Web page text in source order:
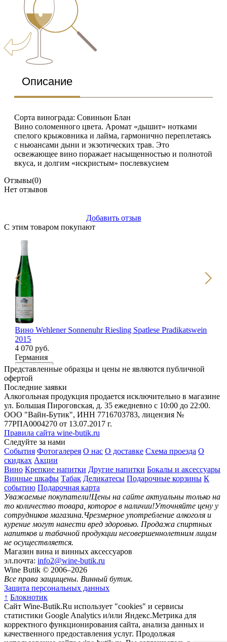
Описание
Cорта винограда: Совиньон Блан
Вино соломенного цвета. Аромат «дышит» нотками
спелого крыжовника и лайма, гармонично переплетаясь
с ньюансами дыни и экзотических трав. Это
освежающее вино поражает насыщенностью и полнотой
вкуса, и долгим «искристым» послевкусием
Отзывы(0)
Нет отзывов
Добавить отзыв
С этим товаром покупают
Вино Wehlener Sonnenuhr Riesling Spatlese Pradikatswein
2015
4 070 руб.
Германия
В корзину
Представленные образцы и цены не являются публичной
офертой
Последние заявки
Алкогольная продукция продается исключительно в магазине
ул. Большая Пироговская, д. 35 ежедневно с 10:00 до 22:00.
ООО "Вайн-Бутик", ИНН 7716703783, лицензия №
77РПА0004270 от 13.07.2017 г.
Правила сайта wine-butik.ru
Следуйте за нами
События Фотогалерея О нас О доставке Схема проезда О
скидках Акции
Вино Крепкие напитки Другие напитки Бокалы и аксессуары
Винные шкафы Табак Деликатесы Подарочные корзины К
событию Подарочная карта
Уважаемые покупатели!Цены на сайте актуальны только на
то количество товара, которое в наличии!Уточняйте цену у
сотрудников магазина.Чрезмерное употребление алкоголя и
курение могут нанести вред здоровью. Продажа спиртных
напитков и табачной продукции несовершеннолетним лицам
не осуществляется.
Магазин вина и винных аксессуаров
эл.почта: info2@wine-butik.ru
Wine Butik © 2006–2026
Все права защищены. Винный бутик.
Защита персональных данных
↑ Блокнотик
Сайт Wine-Butik.Ru использует "cookies" и сервисы
статистики Google Analytics и/или Яндекс.Метрика для
корректного функционирования сайта, анализа данных и
качественного предоставления услуг. Продолжая